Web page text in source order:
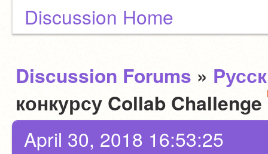
Discussion Home
Discussion Forums »
конкурсу Collab Challenge
April 30, 2018 16:53:25